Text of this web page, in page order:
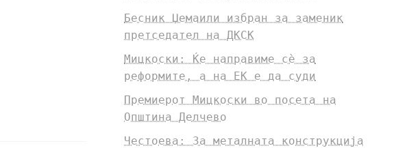
Бесник Џемаили избран за заменик
претседател на ДКСК
Мицкоски: Ќе направиме сè за
реформите, а на ЕК е да суди
Премиерот Мицкоски во посета на
Општина Делчево
Честоева: За металната конструкција